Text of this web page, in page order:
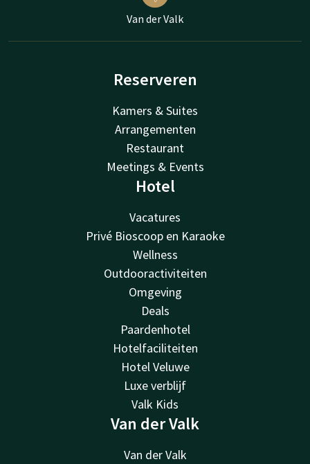
Van der Valk
Reserveren
Kamers & Suites
Arrangementen
Restaurant
Meetings & Events
Hotel
Vacatures
Privé Bioscoop en Karaoke
Wellness
Outdooractiviteiten
Omgeving
Deals
Paardenhotel
Hotelfaciliteiten
Hotel Veluwe
Luxe verblijf
Valk Kids
Van der Valk
Van der Valk